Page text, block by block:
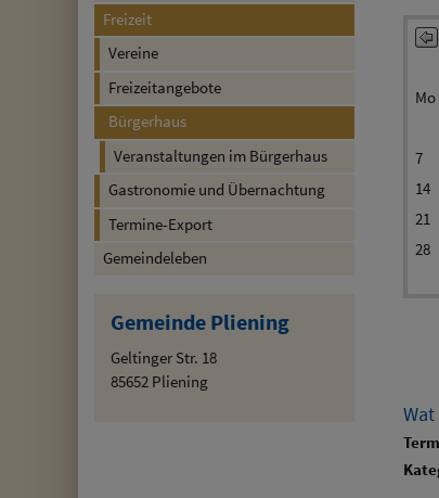
Freizeit
Vereine
Freizeitangebote
Bürgerhaus
Veranstaltungen im Bürgerhaus
Gastronomie und Übernachtung
Termine-Export
Gemeindeleben
Gemeinde Pliening
Geltinger Str. 18
85652 Pliening
Mo
7
14
21
28
Wat